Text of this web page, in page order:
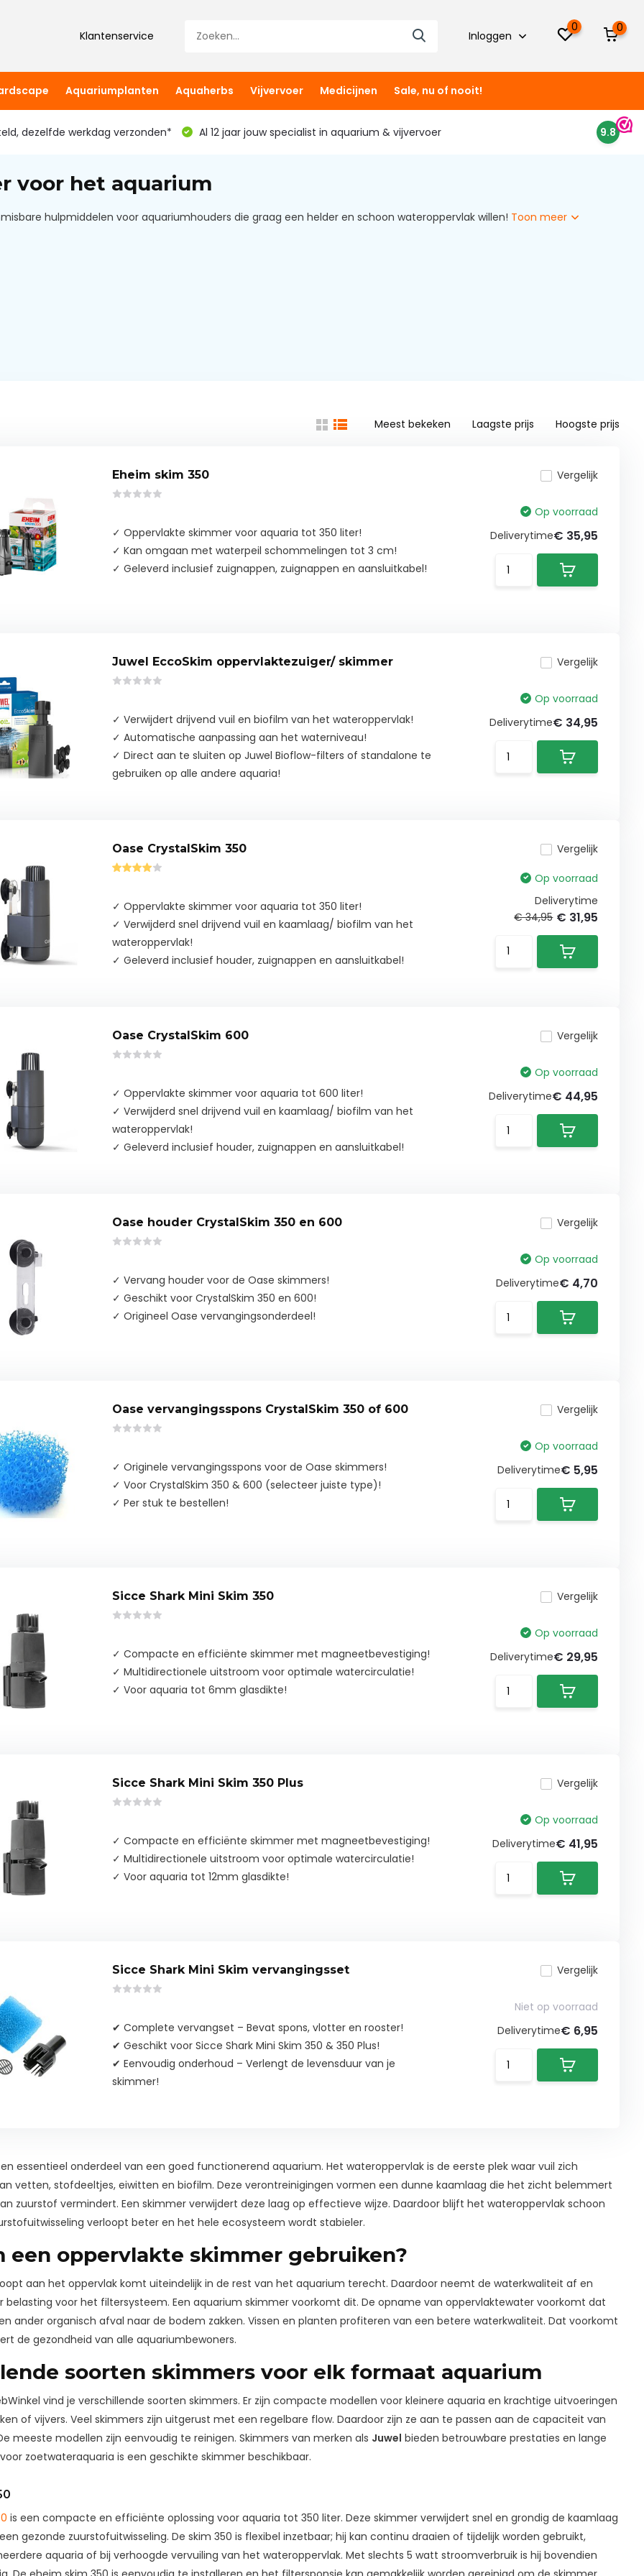
Klantenservice Inloggen
0 0
Aquariumplanten Aquaherbs Vijvervoer Medicijnen Sale, nu of nooit!
dezelfde werkdag verzonden* Al 12 jaar jouw specialist in aquarium & vijvervoer 9.8
voor het aquarium
hulpmiddelen voor aquariumhouders die graag een helder en schoon wateroppervlak willen! Toon meer
Meest bekeken Laagste prijs Hoogste prijs
Eheim skim 350
✓ Oppervlakte skimmer voor aquaria tot 350 liter!
✓ Kan omgaan met waterpeil schommelingen tot 3 cm!
✓ Geleverd inclusief zuignappen, zuignappen en aansluitkabel!
Vergelijk
Op voorraad
Deliverytime€ 35,95
Juwel EccoSkim oppervlaktezuiger/ skimmer
✓ Verwijdert drijvend vuil en biofilm van het wateroppervlak!
✓ Automatische aanpassing aan het waterniveau!
✓ Direct aan te sluiten op Juwel Bioflow-filters of standalone te
gebruiken op alle andere aquaria!
Vergelijk
Op voorraad
Deliverytime€ 34,95
Oase CrystalSkim 350
✓ Oppervlakte skimmer voor aquaria tot 350 liter!
✓ Verwijderd snel drijvend vuil en kaamlaag/ biofilm van het
wateroppervlak!
✓ Geleverd inclusief houder, zuignappen en aansluitkabel!
Vergelijk
Op voorraad
Deliverytime
€ 34,95 € 31,95
Oase CrystalSkim 600
✓ Oppervlakte skimmer voor aquaria tot 600 liter!
✓ Verwijderd snel drijvend vuil en kaamlaag/ biofilm van het
wateroppervlak!
✓ Geleverd inclusief houder, zuignappen en aansluitkabel!
Vergelijk
Op voorraad
Deliverytime€ 44,95
Oase houder CrystalSkim 350 en 600
✓ Vervang houder voor de Oase skimmers!
✓ Geschikt voor CrystalSkim 350 en 600!
✓ Origineel Oase vervangingsonderdeel!
Vergelijk
Op voorraad
Deliverytime€ 4,70
Oase vervangingsspons CrystalSkim 350 of 600
✓ Originele vervangingsspons voor de Oase skimmers!
✓ Voor CrystalSkim 350 & 600 (selecteer juiste type)!
✓ Per stuk te bestellen!
Vergelijk
Op voorraad
Deliverytime€ 5,95
Sicce Shark Mini Skim 350
✓ Compacte en efficiënte skimmer met magneetbevestiging!
✓ Multidirectionele uitstroom voor optimale watercirculatie!
✓ Voor aquaria tot 6mm glasdikte!
Vergelijk
Op voorraad
Deliverytime€ 29,95
Sicce Shark Mini Skim 350 Plus
✓ Compacte en efficiënte skimmer met magneetbevestiging!
✓ Multidirectionele uitstroom voor optimale watercirculatie!
✓ Voor aquaria tot 12mm glasdikte!
Vergelijk
Op voorraad
Deliverytime€ 41,95
Sicce Shark Mini Skim vervangingsset
✔ Complete vervangset – Bevat spons, vlotter en rooster!
✔ Geschikt voor Sicce Shark Mini Skim 350 & 350 Plus!
✔ Eenvoudig onderhoud – Verlengt de levensduur van je
skimmer!
Vergelijk
Niet op voorraad
Deliverytime€ 6,95
essentieel onderdeel van een goed functionerend aquarium. Het wateroppervlak is de eerste plek waar vuil zich
vetten, stofdeeltjes, eiwitten en biofilm. Deze verontreinigingen vormen een dunne kaamlaag die het zicht belemmert
zuurstof vermindert. Een skimmer verwijdert deze laag op effectieve wijze. Daardoor blijft het wateroppervlak schoon
verloopt beter en het hele ecosysteem wordt stabieler.
een oppervlakte skimmer gebruiken?
aan het oppervlak komt uiteindelijk in de rest van het aquarium terecht. Daardoor neemt de waterkwaliteit af en
voor het filtersysteem. Een aquarium skimmer voorkomt dit. De opname van oppervlaktewater voorkomt dat
ander organisch afval naar de bodem zakken. Vissen en planten profiteren van een betere waterkwaliteit. Dat voorkomt
de gezondheid van alle aquariumbewoners.
soorten skimmers voor elk formaat aquarium
vind je verschillende soorten skimmers. Er zijn compacte modellen voor kleinere aquaria en krachtige uitvoeringen
of vijvers. Veel skimmers zijn uitgerust met een regelbare flow. Daardoor zijn ze aan te passen aan de capaciteit van
meeste modellen zijn eenvoudig te reinigen. Skimmers van merken als Juwel bieden betrouwbare prestaties en lange
zoetwateraquaria is een geschikte skimmer beschikbaar.
is een compacte en efficiënte oplossing voor aquaria tot 350 liter. Deze skimmer verwijdert snel en grondig de kaamlaag
gezonde zuurstofuitwisseling. De skim 350 is flexibel inzetbaar; hij kan continu draaien of tijdelijk worden gebruikt,
aquaria of bij verhoogde vervuiling van het wateroppervlak. Met slechts 5 watt stroomverbruik is hij bovendien